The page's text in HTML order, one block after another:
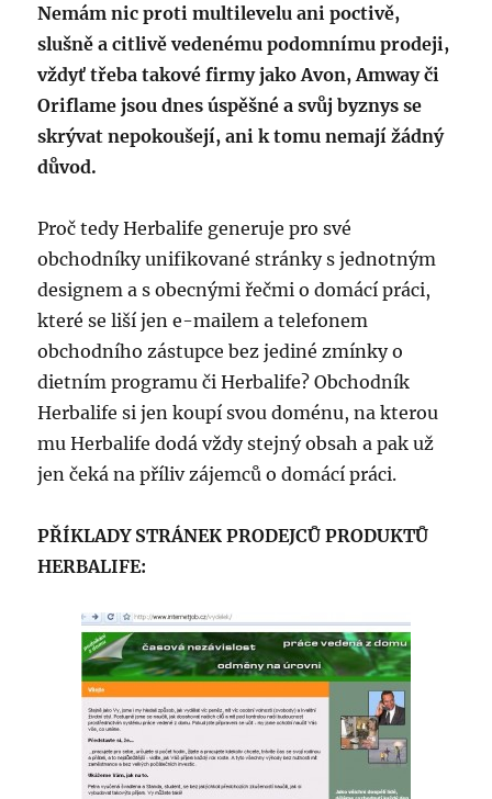
Nemám nic proti multilevelu ani poctivě,
slušně a citlivě vedenému podomnímu prodeji,
vždyť třeba takové firmy jako Avon, Amway či
Oriflame jsou dnes úspěšné a svůj byznys se
skrývat nepokoušejí, ani k tomu nemají žádný
důvod.
Proč tedy Herbalife generuje pro své
obchodníky unifikované stránky s jednotným
designem a s obecnými řečmi o domácí práci,
které se liší jen e-mailem a telefonem
obchodního zástupce bez jediné zmínky o
dietním programu či Herbalife? Obchodník
Herbalife si jen koupí svou doménu, na kterou
mu Herbalife dodá vždy stejný obsah a pak už
jen čeká na příliv zájemců o domácí práci.
PŘÍKLADY STRÁNEK PRODEJCŮ PRODUKTŮ
HERBALIFE: